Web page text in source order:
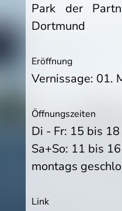
Park der
Dortmund
Eröffnung
Vernissage: 01.
Öffnungszeiten
Di - Fr: 15 bis
Sa+So: 11 bis
montags
Link